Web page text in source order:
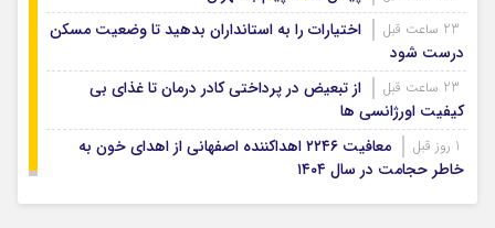
اختیارات را به استانداران بدهید تا وضعیت مسکن
درست شود
از تبعیض در پرداختی کادر درمان تا غذای بی
کیفیت اورژانسی ها
معافیت ۲۲۴۶ اهداکننده اصفهانی از اهدای خون به
خاطر حجامت در سال ۱۴۰۴